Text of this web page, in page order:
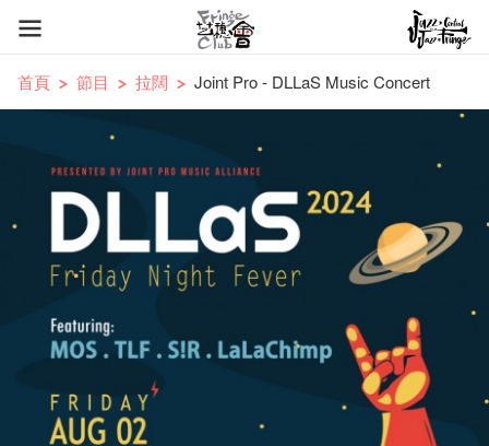
首頁 節目 拉闊 Joint Pro - DLLaS Music Concert